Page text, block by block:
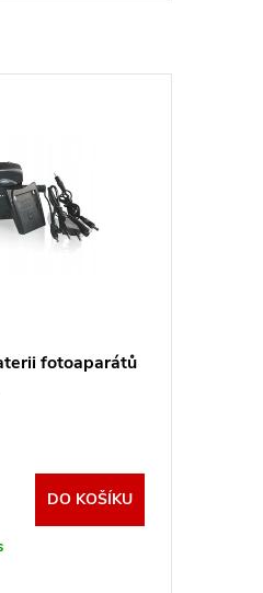
fotoaparátů
DO KOŠÍKU